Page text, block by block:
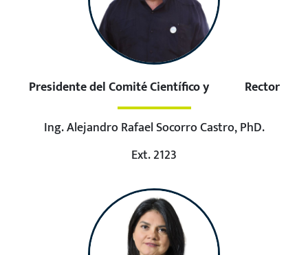
Presidente del Comité Científico y Rector
Ing. Alejandro Rafael Socorro Castro, PhD.
Ext. 2123